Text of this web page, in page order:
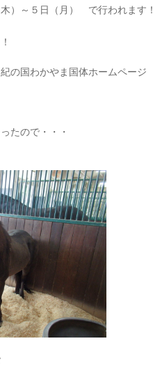
）～５日（月） で行われます！
の国わかやま国体ホームページ
たので・・・